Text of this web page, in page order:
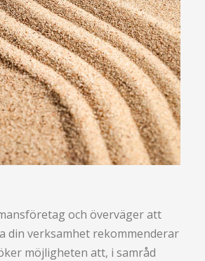
och överväger att
din verksamhet rekommenderar
möjligheten att, i samråd